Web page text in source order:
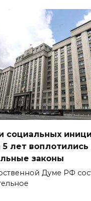
социальных
5 лет воплотились
законы
Думе РФ